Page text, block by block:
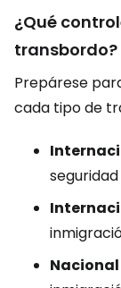
¿Qué
transbordo?
Prepárese
cada tipo de
seguridad
Nacional